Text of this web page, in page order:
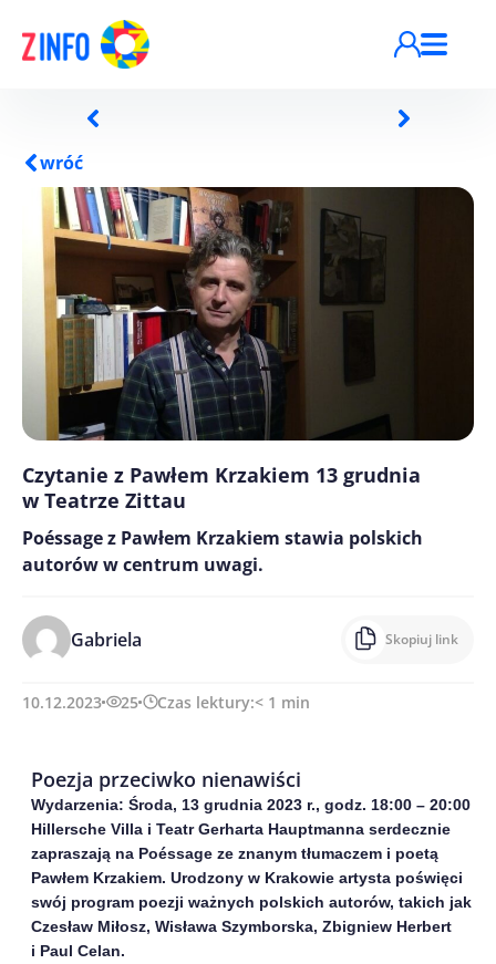
wróć
Czytanie z Pawłem Krzakiem 13 grudnia
w Teatrze Zittau
Poéssage z Pawłem Krzakiem stawia polskich
autorów w centrum uwagi.
Gabriela Skopiuj link
10.12.2023 25 Czas lektury:< 1 min
Poezja przeciwko nienawiści
Wydarzenia: Środa, 13 grudnia 2023 r., godz. 18:00 – 20:00
Hillersche Villa i Teatr Gerharta Hauptmanna serdecznie
zapraszają na Poéssage ze znanym tłumaczem i poetą
Pawłem Krzakiem. Urodzony w Krakowie artysta poświęci
swój program poezji ważnych polskich autorów, takich jak
Czesław Miłosz, Wisława Szymborska, Zbigniew Herbert
i Paul Celan.